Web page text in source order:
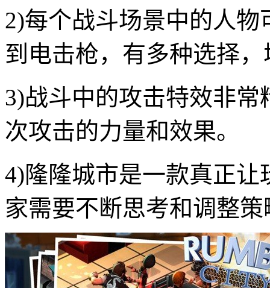
2)每个战斗场景中的人
到电击枪，有多种选择
3)战斗中的攻击特效非
次攻击的力量和效果。
4)隆隆城市是一款真正
家需要不断思考和调整